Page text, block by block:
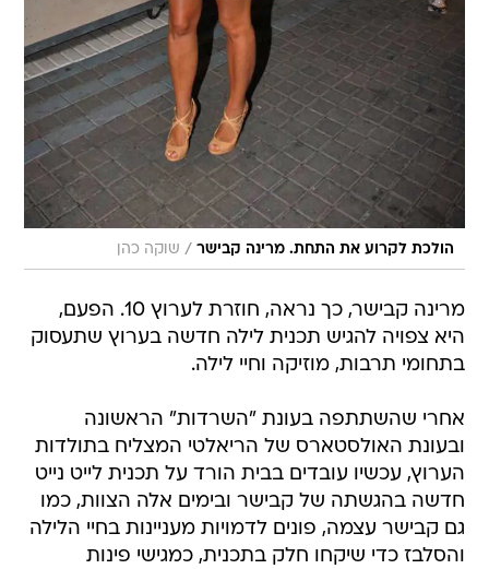
הולכת לקרוע את התחת. מרינה קבישר / שוקה כהן
מרינה קבישר, כך נראה, חוזרת לערוץ 10. הפעם,
היא צפויה להגיש תכנית לילה חדשה בערוץ שתעסוק
בתחומי תרבות, מוזיקה וחיי לילה.
אחרי שהשתתפה בעונת "השרדות" הראשונה
ובעונת האולסטארס של הריאלטי המצליח בתולדות
הערוץ, עכשיו עובדים בבית הורד על תכנית לייט נייט
חדשה בהגשתה של קבישר ובימים אלה הצוות, כמו
גם קבישר עצמה, פונים לדמויות מעניינות בחיי הלילה
והסלבז כדי שיקחו חלק בתכנית, כמגישי פינות